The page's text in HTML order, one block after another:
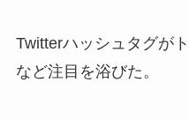
Twitterハッシュタグが
など注目を浴びた。